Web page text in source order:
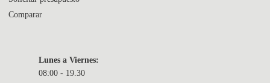
Comparar
Lunes a Viernes:
08:00 - 19.30